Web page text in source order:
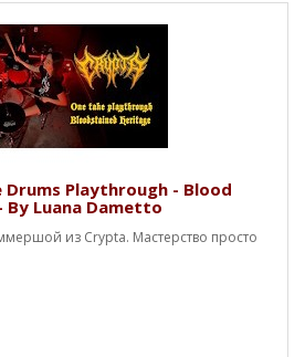
Drums Playthrough - Blood
Luana Dametto
из Crypta. Мастерство просто